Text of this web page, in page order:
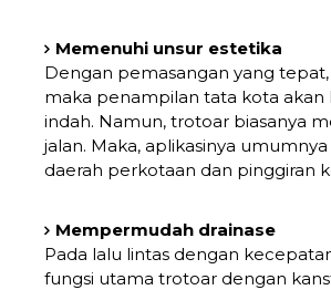
Memenuhi unsur estetika
Dengan pemasangan yang tepat,
maka penampilan tata kota akan
indah. Namun, trotoar biasanya
jalan. Maka, aplikasinya
daerah perkotaan dan pinggiran
Mempermudah drainase
Pada lalu lintas dengan
fungsi utama trotoar dengan